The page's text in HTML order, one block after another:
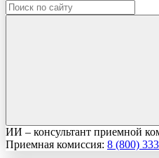
ИИ – консультант приемной
Приемная комиссия: 8 (800)